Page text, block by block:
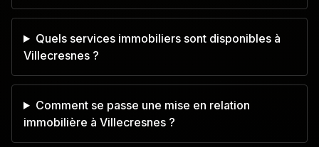
Quels services immobiliers sont disponibles à
Villecresnes ?
Comment se passe une mise en relation
immobilière à Villecresnes ?